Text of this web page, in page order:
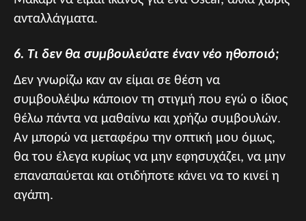
ανταλλάγματα.
6. Τι δεν θα συμβουλεύατε έναν νέο ηθοποιό;
Δεν γνωρίζω καν αν είμαι σε θέση να
συμβουλέψω κάποιον τη στιγμή που εγώ ο ίδιος
θέλω πάντα να μαθαίνω και χρήζω συμβουλών.
Αν μπορώ να μεταφέρω την οπτική μου όμως,
θα του έλεγα κυρίως να μην εφησυχάζει, να μην
επαναπαύεται και οτιδήποτε κάνει να το κινεί η
αγάπη.